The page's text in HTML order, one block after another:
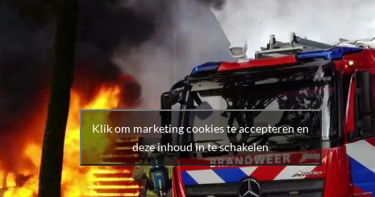
Klik om marketing cookies te accepteren en
deze inhoud in te schakelen